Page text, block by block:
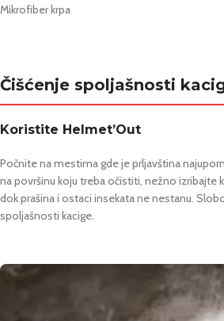
Mikrofiber krpa
Čišćenje spoljašnosti
Koristite Helmet’Out
Počnite na mestima gde je prljavština
na površinu koju treba očistiti, nežno izribajte
dok prašina i ostaci insekata ne nestanu.
spoljašnosti kacige.